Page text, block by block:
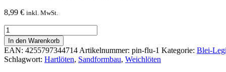
8,99 € inkl. MwSt.
Pinsel
für
Flussmittel
Menge
In den Warenkorb
EAN: 4255797344714 Artikelnummer: pin-flu-1 Kategorie: Blei-
Schlagwort: Hartlöten, Sandformbau, Weichlöten